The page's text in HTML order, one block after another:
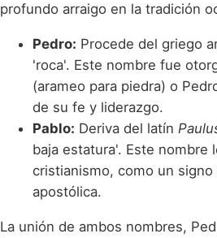
profundo arraigo en la tradición
Pedro: Procede del griego
'roca'. Este nombre fue
(arameo para piedra) o
de su fe y liderazgo.
Pablo: Deriva del latín
baja estatura'. Este nombre
cristianismo, como un
apostólica.
La unión de ambos nombres,